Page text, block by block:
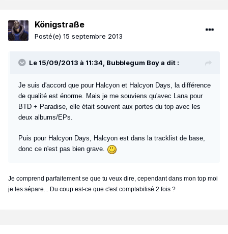
Königstraße
Posté(e) 15 septembre 2013
Le 15/09/2013 à 11:34, Bubblegum Boy a dit :
Je suis d'accord que pour Halcyon et Halcyon Days, la différence
de qualité est énorme. Mais je me souviens qu'avec Lana pour
BTD + Paradise, elle était souvent aux portes du top avec les
deux albums/EPs.
Puis pour Halcyon Days, Halcyon est dans la tracklist de base,
donc ce n'est pas bien grave.
Je comprend parfaitement se que tu veux dire, cependant dans mon top moi
je les sépare... Du coup est-ce que c'est comptabilisé 2 fois ?